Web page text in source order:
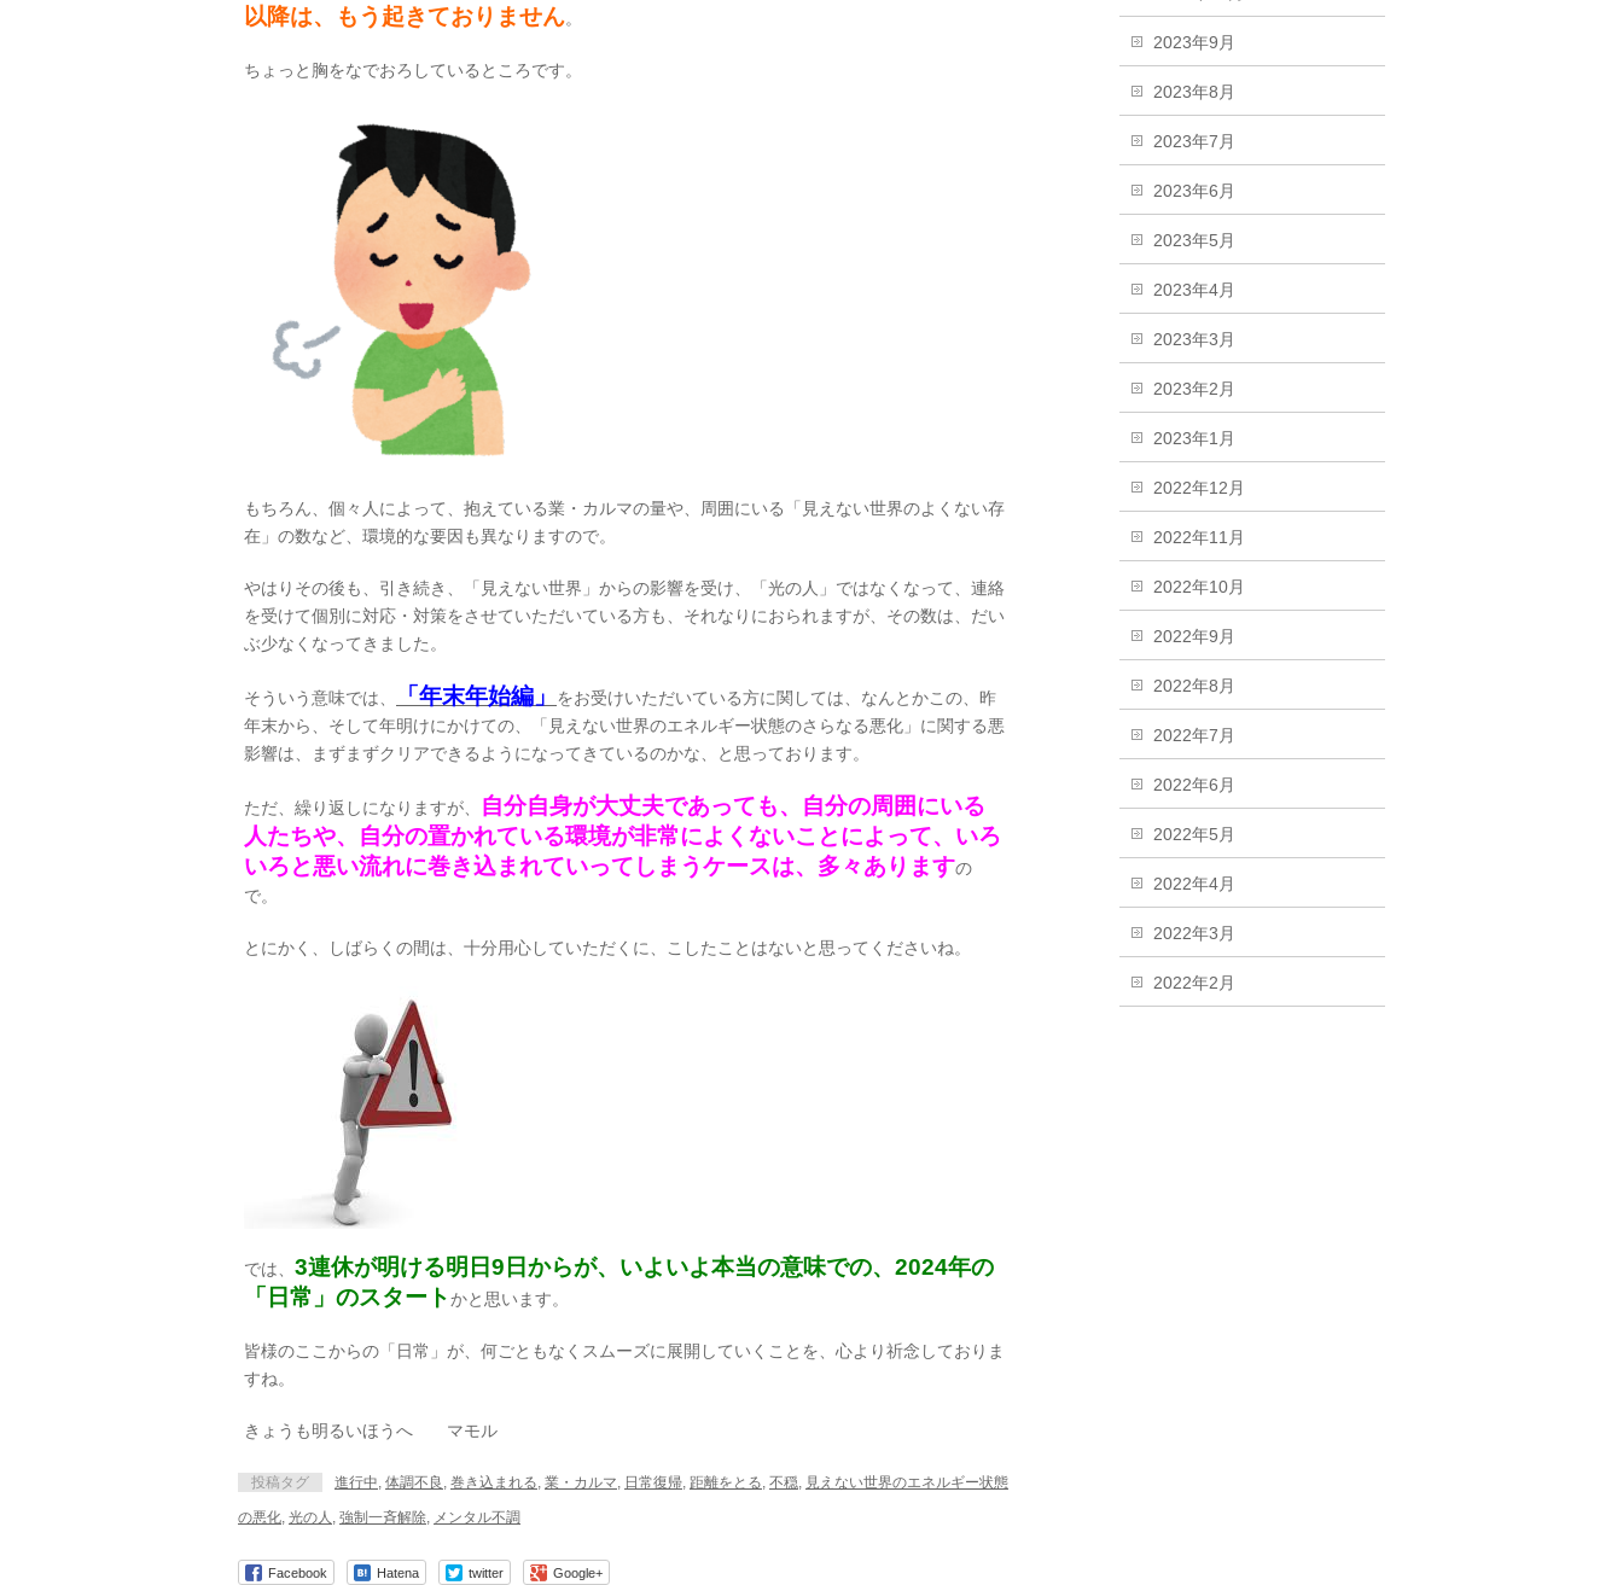
以降は、もう起きておりません。
ちょっと胸をなでおろしているところです。
もちろん、個々人によって、抱えている業・カルマの量や、周囲にいる「見えない世界のよくない存
在」の数など、環境的な要因も異なりますので。
やはりその後も、引き続き、「見えない世界」からの影響を受け、「光の人」ではなくなって、連絡
を受けて個別に対応・対策をさせていただいている方も、それなりにおられますが、その数は、だい
ぶ少なくなってきました。
そういう意味では、 「年末年始編」
をお受けいただいている方に関しては、なんとかこの、昨
年末から、そして年明けにかけての、「見えない世界のエネルギー状態のさらなる悪化」に関する悪
影響は、まずまずクリアできるようになってきているのかな、と思っております。
ただ、繰り返しになりますが、
自分自身が大丈夫であっても、自分の周囲にいる
人たちや、自分の置かれている環境が非常によくないことによって、いろ
いろと悪い流れに巻き込まれていってしまうケースは、多々ありますの
で。
とにかく、しばらくの間は、十分用心していただくに、こしたことはないと思ってくださいね。
では、 3連休が明ける明日9日からが、いよいよ本当の意味での、2024年の
「日常」のスタートかと思います。
皆様のここからの「日常」が、何ごともなくスムーズに展開していくことを、心より祈念しておりま
すね。
きょうも明るいほうへ マモル
投稿タグ 進行中, 体調不良 , 巻き込まれる, 業・カルマ, 日常復帰, 距離をとる, 不穏, 見えない世界のエネルギー状態
の悪化, 光の人 , 強制一斉解除, メンタル不調
Facebook Hatena twitter Google+
2023年9月
2023年8月
2023年7月
2023年6月
2023年5月
2023年4月
2023年3月
2023年2月
2023年1月
2022年12月
2022年11月
2022年10月
2022年9月
2022年8月
2022年7月
2022年6月
2022年5月
2022年4月
2022年3月
2022年2月